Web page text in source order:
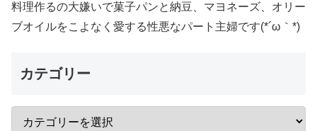
料理作るの大嫌いで菓子パンと納豆、マヨネーズ、オリー
ブオイルをこよなく愛する性悪なパート主婦です(*´ω｀*)
カテゴリー